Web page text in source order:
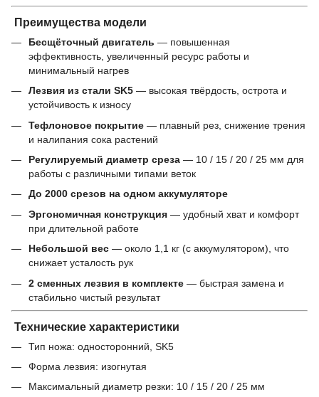
Преимущества модели
Бесщёточный двигатель — повышенная
эффективность, увеличенный ресурс работы и
минимальный нагрев
Лезвия из стали SK5 — высокая твёрдость, острота и
устойчивость к износу
Тефлоновое покрытие — плавный рез, снижение трения
и налипания сока растений
Регулируемый диаметр среза — 10 / 15 / 20 / 25 мм для
работы с различными типами веток
До 2000 срезов на одном аккумуляторе
Эргономичная конструкция — удобный хват и комфорт
при длительной работе
Небольшой вес — около 1,1 кг (с аккумулятором), что
снижает усталость рук
2 сменных лезвия в комплекте — быстрая замена и
стабильно чистый результат
Технические характеристики
Тип ножа: односторонний, SK5
Форма лезвия: изогнутая
Максимальный диаметр резки: 10 / 15 / 20 / 25 мм